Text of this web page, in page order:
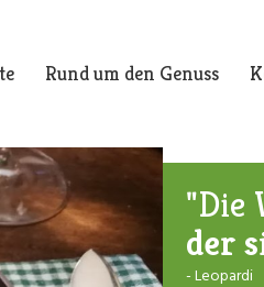
Rund um den Genuss
"Die
der
- Leopardi